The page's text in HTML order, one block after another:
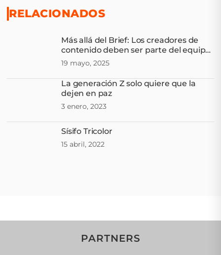
RELACIONADOS
Más allá del Brief: Los creadores de
contenido deben ser parte del equipo,
no sólo del presupuesto
19 mayo, 2025
La generación Z solo quiere que la
dejen en paz
3 enero, 2023
Sísifo Tricolor
15 abril, 2022
PARTNERS